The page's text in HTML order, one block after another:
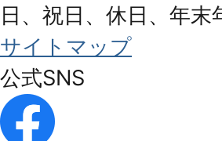
日、祝日、休日、年末
サイトマップ
公式SNS